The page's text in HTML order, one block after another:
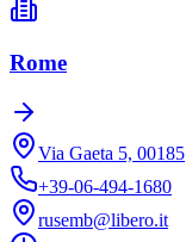
Rome
Via Gaeta 5, 00185
+39-06-494-1680
rusemb@libero.it